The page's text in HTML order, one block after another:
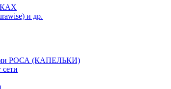
и др.
РОСА (КАПЕЛЬКИ)
сети